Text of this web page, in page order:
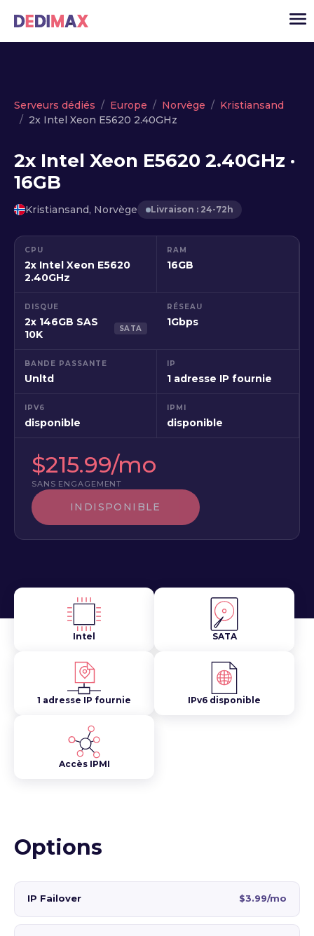
Cloud serveur
VPS
Serveurs dédiés
API
Actualité
Serveurs dédiés Europe Norvège
Kristiansand
2x Intel Xeon E5620 2.40GHz
2x Intel Xeon E5620 2.40GHz ·
16GB
Kristiansand, Norvège Livraison : 24-72h
CPU
2x Intel Xeon E5620
2.40GHz
RAM
16GB
DISQUE
2x 146GB SAS
10K
SATA
RÉSEAU
1Gbps
BANDE PASSANTE
Unltd
IP
1 adresse IP fournie
IPV6
disponible
IPMI
disponible
$215.99/mo
SANS ENGAGEMENT
INDISPONIBLE
Intel SATA
1 adresse IP fournie IPv6 disponible
Accès IPMI
Options
IP Failover $3.99/mo